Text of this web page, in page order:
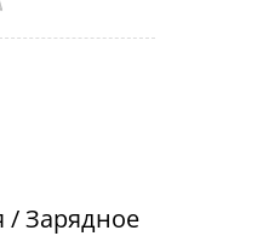
/ Зарядное